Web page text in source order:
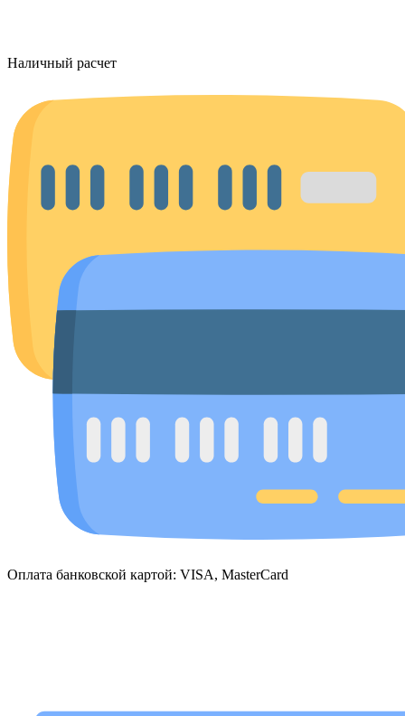
Наличный расчет
Оплата банковской картой: VISA, MasterCard